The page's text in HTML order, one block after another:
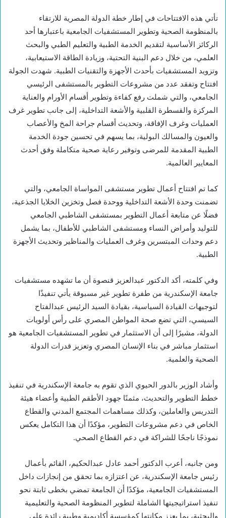
تأتي هذه الافتتاحات في إطار خطة الدولة المصرية للارتقاء
بالمنظومة الصحية وتطوير المستشفيات الجامعية باعتبارها أحد
الركائز الأساسية لتقديم الخدمة الطبية والتعليم الطبي والبحث
العلمي، من خلال دعم البنية التحتية، وزيادة الطاقة الاستيعابية،
وتزويد المستشفيات بأحدث الأجهزة والتقنيات الطبية. شهدت الجولة
افتتاح وتفقد عدد من مشروعات التطوير بالمستشفى الرئيسي
الجامعي، والتي شملت رفع كفاءة وتطوير أقسام الأورام والعناية
المركزة والقسطرة القلبية والأشعة التداخلية، إلى جانب تطوير غرف
العمليات وغرف الإفاقة، وتحديث أقسام جراحة المخ والأعصاب
والعيون والمسالك البولية، بما يسهم في تحسين جودة الخدمة
الطبية المقدمة للمرضى وتوفير رعاية صحية متكاملة وفق أحدث
المعايير العالمية.
كما تم افتتاح أعمال تطوير مستشفى المواساة الجامعي، والتي
تضمنت وحدة الأشعة التداخلية ووحدة فصل وتخزين الخلايا الجذعية،
فضلًا عن متابعة أعمال التطوير بمستشفى الشاطبي الجامعي
للتوليد وأمراض النساء ومستشفى الشاطبي للأطفال، بما يشمل
دعم وحدات المبتسرين وغرف العمليات والمناظير وتحديث الأجهزة
الطبية.
وفي كلمته، أكد الدكتور عبدالعزيز قنصوة أن ما تشهده مستشفيات
جامعة الإسكندرية من طفرة تطوير غير مسبوقة يأتي تنفيذًا
لتوجيهات القيادة السياسية، بقيادة السيد الرئيس عبدالفتاح
السيسي، التي تضع صحة المواطن المصري على رأس أولويات
الدولة، مشيرًا إلى أن الاستثمار في تطوير المستشفيات الجامعية هو
استثمار مباشر في بناء الإنسان المصري وتعزيز قدرات الدولة
الصحية والعلمية.
وأشاد الوزير بالدور الحيوي الذي تقوم به جامعة الإسكندرية في تنفيذ
خطط التطوير والتحديث، مثمنًا جهود الأطقم الطبية وأعضاء هيئة
التدريس والعاملين، وكذلك مساهمات المجتمع المدني والقطاع
الخاص في دعم مشروعات التطوير، مؤكدًا أن هذا التكامل يعكس
نموذجًا ناجحًا للشراكة في دعم القطاع الصحي.
ومن جانبه، أعرب الدكتور أحمد عادل عبدالحكيم، القائم بأعمال
رئيس جامعة الإسكندرية، عن اعتزازه بما تحقق من إنجازات داخل
المستشفيات الجامعية، مؤكدًا أن الجامعة تمضي بخطى ثابتة نحو
تنفيذ استراتيجيتها الشاملة لتطوير المنظومة الصحية والتعليمية
والبحثية، بما يعزز مكانتها كمؤسسة أكاديمية وطبية رائدة على